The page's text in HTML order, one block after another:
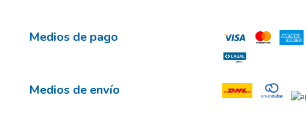
Medios de pago
Medios de envío